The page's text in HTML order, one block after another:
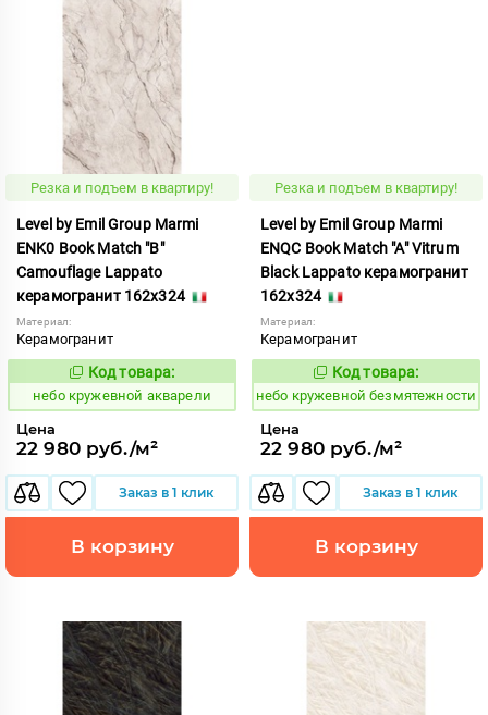
Резка и подъем в квартиру!
Level by Emil Group Marmi
ENK0 Book Match "B"
Camouflage Lappato
керамогранит 162x324
Материал:
Керамогранит
1114375
Код товара:
небо кружевной акварели
Цена
22 980 руб./м²
Заказ в 1 клик
В корзину
Резка и подъем в квартиру!
Level by Emil Group Marmi
ENQC Book Match "A" Vitrum
Black Lappato керамогранит
162x324
Материал:
Керамогранит
1114379
Код товара:
небо кружевной безмятежности
Цена
22 980 руб./м²
Заказ в 1 клик
В корзину